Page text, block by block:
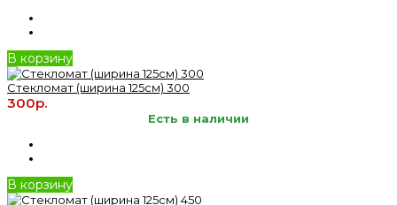
В корзину
Стекломат (ширина 125см) 300
300р.
Есть в наличии
В корзину